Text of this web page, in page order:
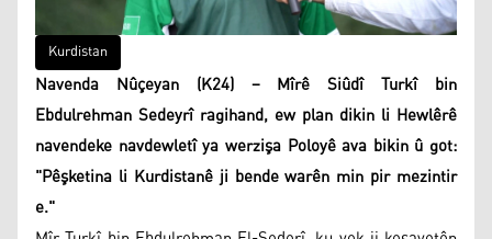
Kurdistan
Navenda Nûçeyan (K24) – Mîrê Siûdî Turkî bin
Ebdulrehman Sedeyrî ragihand, ew plan dikin li Hewlêrê
navendeke navdewletî ya werzişa Poloyê ava bikin û got:
"Pêşketina li Kurdistanê ji bende warên min pir mezintir
e."